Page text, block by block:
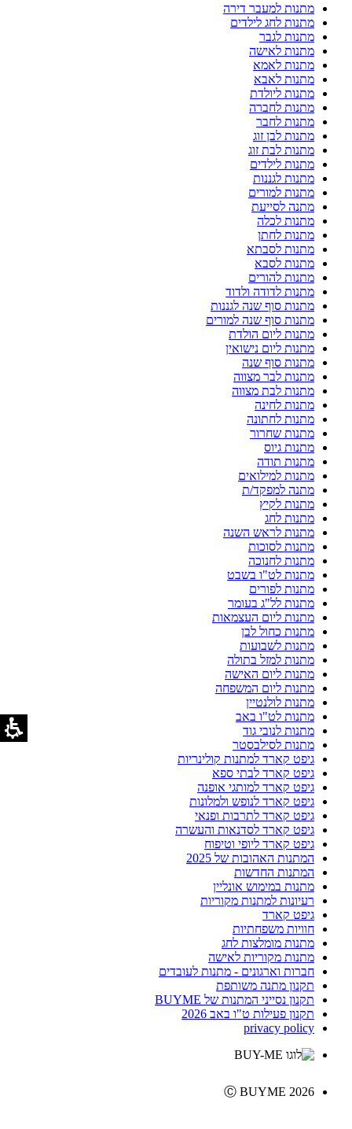
מתנות למעבר דירה
מתנות לחג לילדים
מתנות לגבר
מתנות לאישה
מתנות לאמא
מתנות לאבא
מתנות ליולדת
מתנות לחברה
מתנות לחבר
מתנות לבן זוג
מתנות לבת זוג
מתנות לילדים
מתנות לגננות
מתנות למורים
מתנה לסייעת
מתנות לכלה
מתנות לחתן
מתנות לסבתא
מתנות לסבא
מתנות להורים
מתנות לדודה ולדוד
מתנות סוף שנה לגננות
מתנות סוף שנה למורים
מתנות ליום הולדת
מתנות ליום נישואין
מתנות סוף שנה
מתנות לבר מצווה
מתנות לבת מצווה
מתנות לחינה
מתנות לחתונה
מתנות שחרור
מתנות גיוס
מתנות תודה
מתנות למילואים
מתנה למפקד/ת
מתנות לקיץ
מתנות לחג
מתנות לראש השנה
מתנות לסוכות
מתנות לחנוכה
מתנות לט"ו בשבט
מתנות לפורים
מתנות לל"ג בעומר
מתנות ליום העצמאות
מתנות כחול לבן
מתנות לשבועות
מתנות למזל בתולה
מתנות ליום האישה
מתנות ליום המשפחה
מתנות לולנטיין
מתנות לט"ו באב
מתנות לנובי גוד
מתנות לסילבסטר
גיפט קארד למתנות קולינריות
גיפט קארד לבתי ספא
גיפט קארד למותגי אופנה
גיפט קארד לנופש ולמלונות
גיפט קארד לתרבות ופנאי
גיפט קארד לסדנאות והעשרה
גיפט קארד ליופי וטיפוח
המתנות האהובות של 2025
המתנות החדשות
מתנות במימוש אונליין
רעיונות למתנות מקוריות
גיפט קארד
חוויות משפחתיות
מתנות מומלצות לחג
מתנות מקוריות לאישה
חברות וארגונים - מתנות לעובדים
תקנון מתנה משותפת
תקנון נסייני המתנות של BUYME
תקנון פעילות ט"ו באב 2026
privacy policy
Ⓒ BUYME 2026